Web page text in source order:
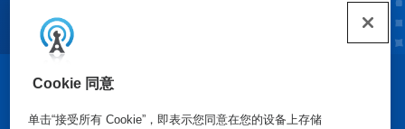
Cookie 同意
单击“接受所有 Cookie”，即表示您同意在您的设备上存储